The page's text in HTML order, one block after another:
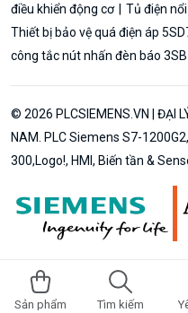
Sản phẩm Tìm kiếm
điều khiển động cơ
Tủ điện
Thiết bị bảo vệ quá điện áp
công tắc nút nhấn đèn báo 3SB
© 2026 PLCSIEMENS.VN | ĐẠI
NAM. PLC Siemens S7-
300,Logo!, HMI, Biến tần &